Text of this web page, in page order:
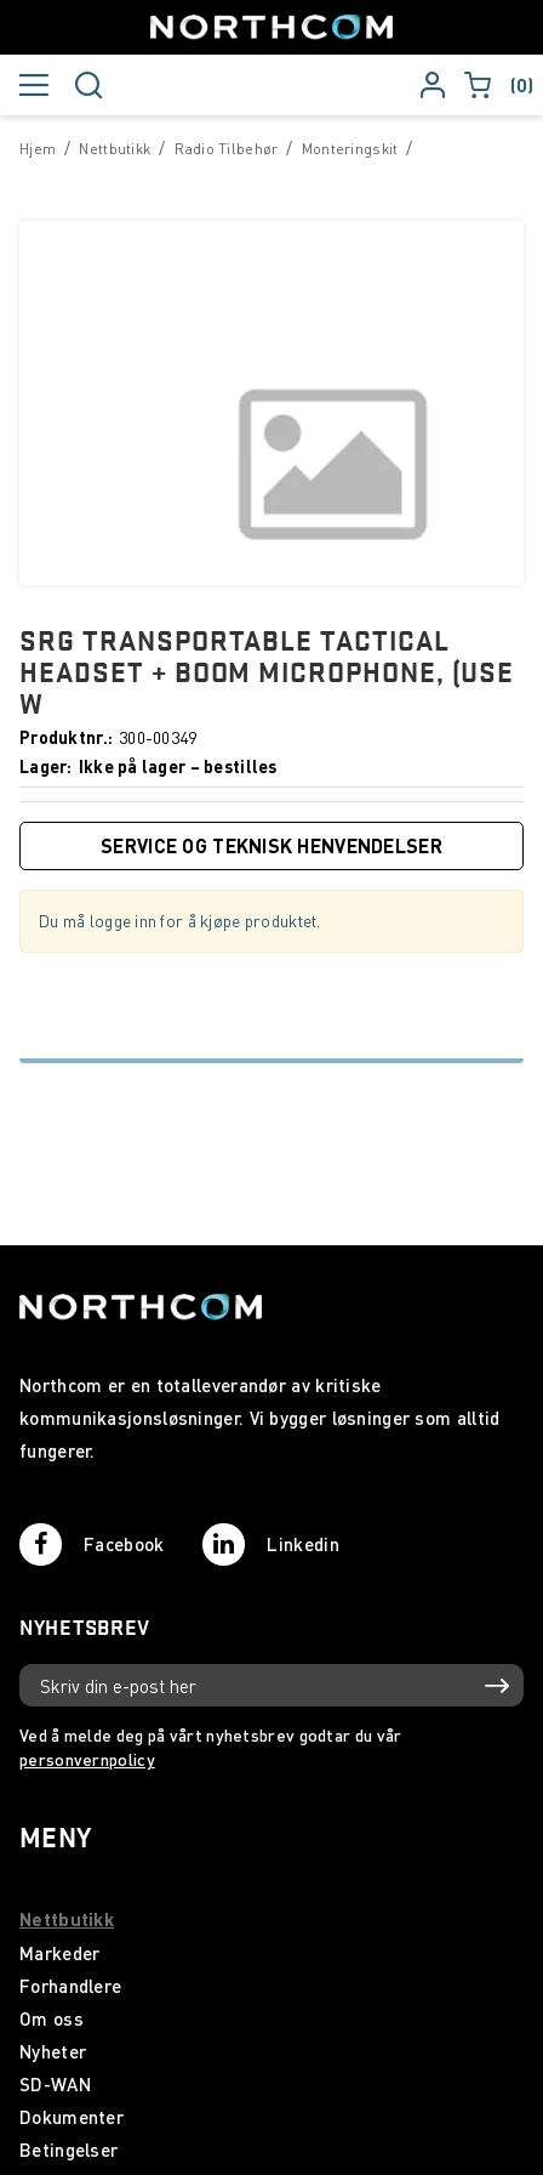
0
/
Hjem /
Nettbutikk /
Radio Tilbehør /
Monteringskit
SRG TRANSPORTABLE TACTICAL
HEADSET + BOOM MICROPHONE, (USE
W
Produktnr.
300-00349
Lager
Ikke på lager – bestilles
SERVICE OG TEKNISK HENVENDELSER
Du må logge inn for å kjøpe produktet.
Northcom er en totalleverandør av kritiske
kommunikasjonsløsninger. Vi bygger løsninger som alltid
fungerer.
Facebook Linkedin
NYHETSBREV
Ved å melde deg på vårt nyhetsbrev godtar du vår
personvernpolicy
MENY
Nettbutikk
Markeder
Forhandlere
Om oss
Nyheter
SD-WAN
Dokumenter
Betingelser